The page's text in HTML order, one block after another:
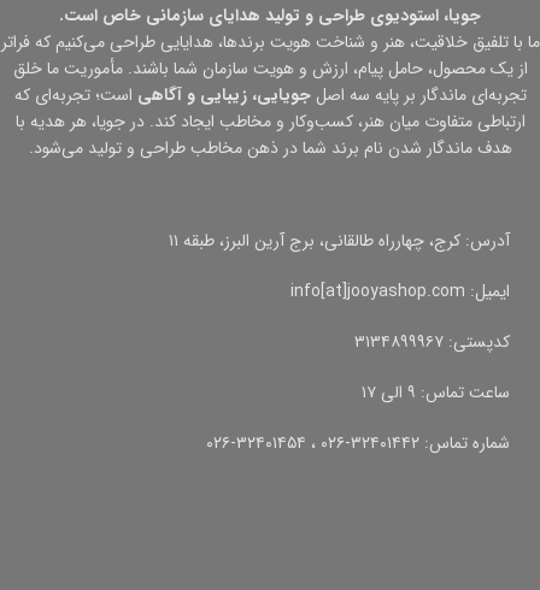
جویا، استودیوی طراحی و تولید هدایای سازمانی خاص است.
ما با تلفیق خلاقیت، هنر و شناخت هویت برندها، هدایایی طراحی می‌کنیم که فراتر
از یک محصول، حامل پیام، ارزش و هویت سازمان شما باشند. مأموریت ما خلق
تجربه‌ای ماندگار بر پایه سه اصلجویایی، زیبایی و آگاهی است؛ تجربه‌ای که
ارتباطی متفاوت میان هنر، کسب‌وکار و مخاطب ایجاد کند. در جویا، هر هدیه با
هدف ماندگار شدن نام برند شما در ذهن مخاطب طراحی و تولید می‌شود.
آدرس: کرج، چهارراه طالقانی، برج آرین البرز، طبقه ۱۱
ایمیل: info[at]jooyashop.com
کدپستی: ۳۱۳۴۸۹۹۹۶۷
ساعت تماس: ۹ الی ۱۷
شماره تماس: ۳۲۴۰۱۴۴۲-۰۲۶ ، ۳۲۴۰۱۴۵۴-۰۲۶